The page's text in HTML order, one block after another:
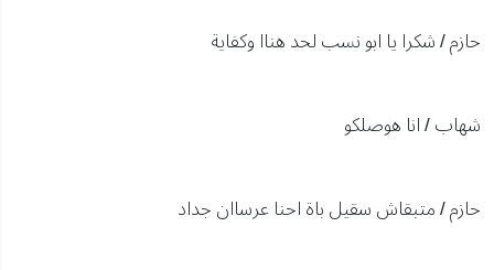
حازم / شكرا يا ابو نسب لحد هناا وكفاية
شهاب / انا هوصلكو
حازم / متبقاش سقيل باة احنا عرساان جداد